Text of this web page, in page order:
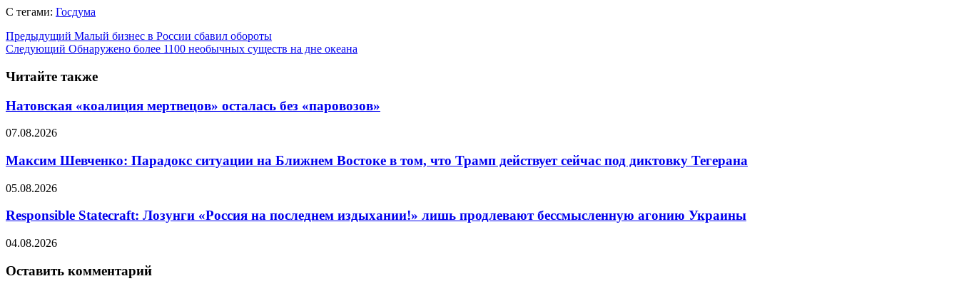
С тегами: Госдума
Предыдущий Малый бизнес в России сбавил обороты
Следующий Обнаружено более 1100 необычных существ на дне океана
Читайте также
Натовская «коалиция мертвецов» осталась без «паровозов»
07.08.2026
Максим Шевченко: Парадокс ситуации на Ближнем Востоке в том, что Трамп действует сейчас под диктовку Тегерана
05.08.2026
Responsible Statecraft: Лозунги «Россия на последнем издыхании!» лишь продлевают бессмысленную агонию Украины
04.08.2026
Оставить комментарий